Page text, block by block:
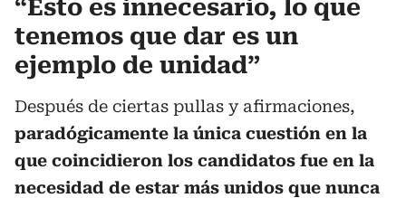
“Esto es innecesario, lo que
tenemos que dar es un
ejemplo de unidad”
Después de ciertas pullas y afirmaciones,
paradógicamente la única cuestión en la
que coincidieron los candidatos fue en la
necesidad de estar más unidos que nunca